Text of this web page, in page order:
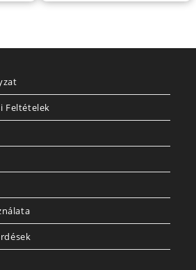
Feltételek